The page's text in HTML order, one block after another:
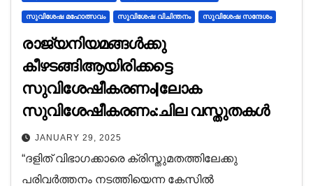
സുവിശേഷ മഹോത്സവം സുവിശേഷ വിചിന്തനം സുവിശേഷ സന്ദേശം
രാജ്യനിയമങ്ങൾക്കു
കീഴടങ്ങിആയിരിക്കട്ടെ
സുവിശേഷീകരണം|ലോക
സുവിശേഷീകരണം:ചില വസ്തുതകള്‍
JANUARY 29, 2025
“ദളിത് വിഭാഗക്കാരെ ക്രിസ്തുമതത്തിലേക്കു
പരിവര്‍ത്തനം നടത്തിയെന്ന കേസില്‍